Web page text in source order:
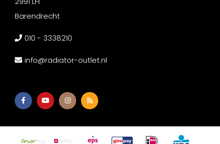
Barendrecht
010 - 3338210
info@radiator-outlet.nl